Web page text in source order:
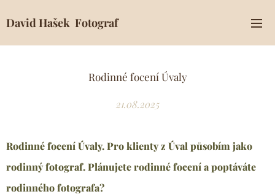
David Hašek Fotograf
Rodinné focení Úvaly
21.08.2025
Rodinné focení Úvaly. Pro klienty z Úval působím jako
rodinný fotograf. Plánujete rodinné focení a poptáváte
rodinného fotografa?